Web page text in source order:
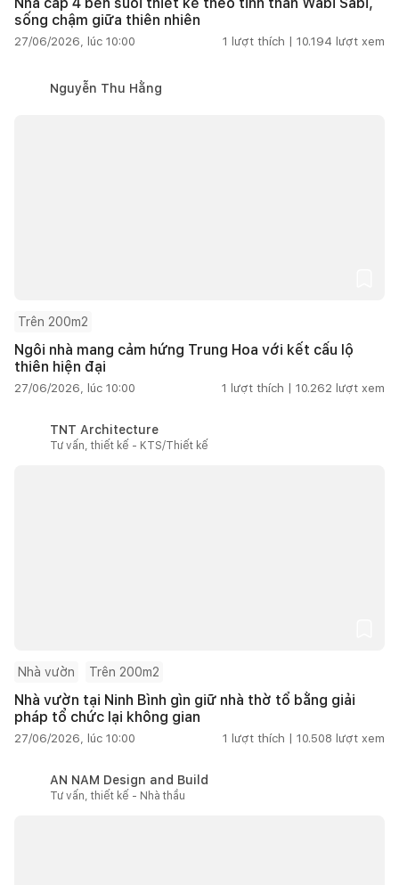
sống chậm giữa thiên nhiên
27/06/2026, lúc 10:00 1 lượt thích | 10.194 lượt xem
Nguyễn Thu Hằng
Trên 200m2
Ngôi nhà mang cảm hứng Trung Hoa với kết cấu lộ
thiên hiện đại
27/06/2026, lúc 10:00 1 lượt thích | 10.262 lượt xem
TNT Architecture
Tư vấn, thiết kế - KTS/Thiết kế
Nhà vườn Trên 200m2
Nhà vườn tại Ninh Bình gìn giữ nhà thờ tổ bằng giải
pháp tổ chức lại không gian
27/06/2026, lúc 10:00 1 lượt thích | 10.508 lượt xem
AN NAM Design and Build
Tư vấn, thiết kế - Nhà thầu